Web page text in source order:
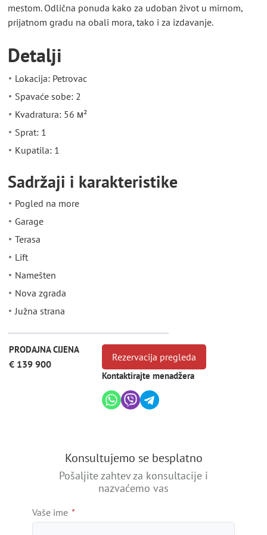
mestom. Odlična ponuda kako za udoban život u mirnom,
prijatnom gradu na obali mora, tako i za izdavanje.
Detalji
Lokacija: Petrovac
Spavaće sobe: 2
Kvadratura: 56 м²
Sprat: 1
Kupatila: 1
Sadržaji i karakteristike
Pogled na more
Garage
Terasa
Lift
Namešten
Nova zgrada
Južna strana
PRODAJNA CIJENA
€ 139 900
Rezervacija pregleda
Kontaktirajte menadžera
Konsultujemo se besplatno
Pošaljite zahtev za konsultacije i
nazvaćemo vas
Vaše ime *